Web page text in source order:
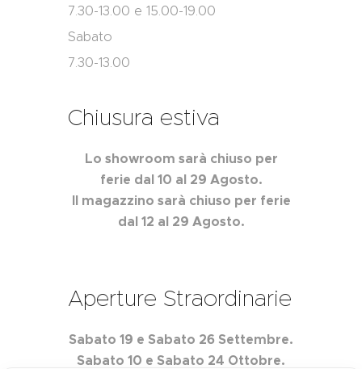
7.30-13.00 e 15.00-19.00
Sabato
7.30-13.00
Chiusura estiva
Lo showroom sarà chiuso per
ferie dal 10 al 29 Agosto.
Il magazzino sarà chiuso per ferie
dal 12 al 29 Agosto.
Aperture Straordinarie
Sabato 19 e Sabato 26 Settembre.
Sabato 10 e Sabato 24 Ottobre.